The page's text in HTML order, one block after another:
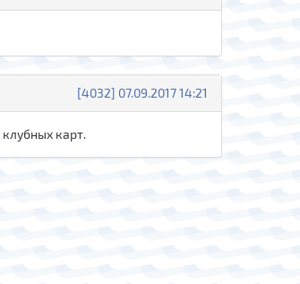
[4032] 07.09.2017 14:21
карт.